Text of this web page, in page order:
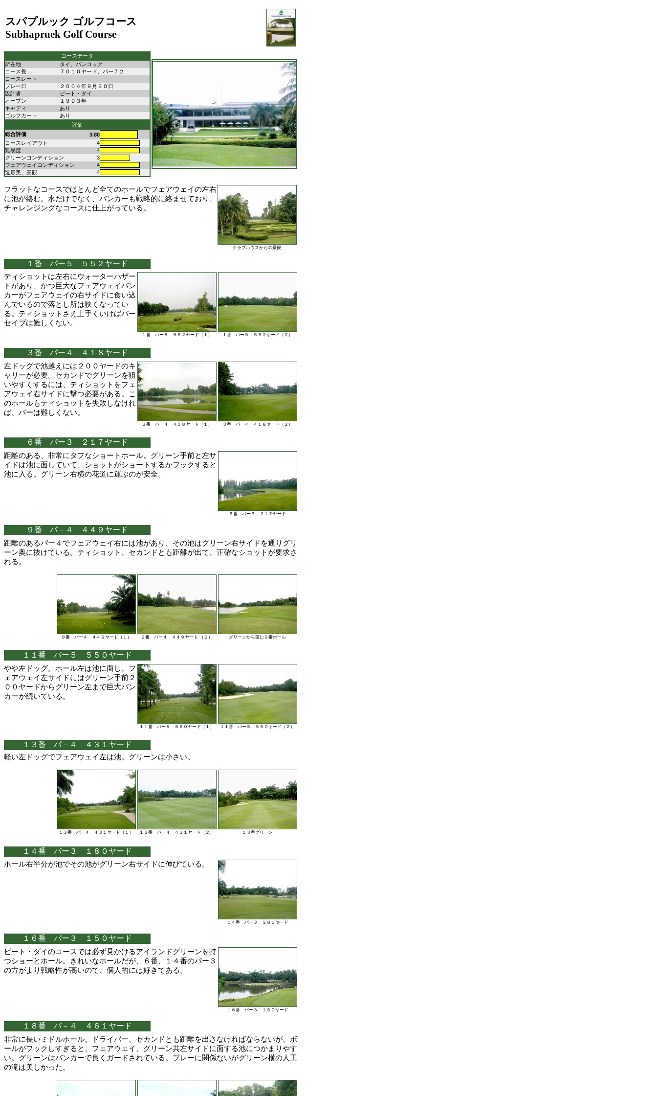
スパプルック ゴルフコース
Subhapruek Golf Course
コースデータ
所在地
タイ、バンコック
コース長
７０１０ヤード、パー７２
コースレート
プレー日
２００４年９月３０日
設計者
ピート・ダイ
オープン
１９９３年
キャディ
あり
ゴルフカート
あり
評価
総合評価
3.80
コースレイアウト
4
難易度
4
グリーンコンディション
3
フェアウェイコンディション
4
造形美、景観
4
クラブハウスからの景観
フラットなコースでほとんど全てのホールでフェアウェイの左右
に池が絡む。水だけでなく、バンカーも戦略的に絡ませており、
チャレンジングなコースに仕上がっている。
１番 パー５ ５５２ヤード
１番 パー５ ５５２ヤード（２）
１番 パー５ ５５２ヤード（１）
ティショットは左右にウォーターハザー
ドがあり、かつ巨大なフェアウェイバン
カーがフェアウェイの右サイドに食い込
んでいるので落とし所は狭くなってい
る。ティショットさえ上手くいけばパー
セイブは難しくない。
３番 パー４ ４１８ヤード
３番 パー４ ４１８ヤード（２）
３番 パー４ ４１８ヤード（１）
左ドッグで池越えには２００ヤードのキ
ャリーが必要。セカンドでグリーンを狙
いやすくするには、ティショットをフェ
アウェイ右サイドに撃つ必要がある。こ
のホールもティショットを失敗しなけれ
ば、パーは難しくない。
６番 パー３ ２１７ヤード
６番 パー３ ２１７ヤード
距離のある、非常にタフなショートホール。グリーン手前と左サ
イドは池に面していて、ショットがショートするかフックすると
池に入る。グリーン右横の花道に運ぶのが安全。
９番 パ－４ ４４９ヤード
距離のあるパー４でフェアウェイ右には池があり、その池はグリーン右サイドを通りグリ
ーン奥に抜けている。ティショット、セカンドとも距離が出て、正確なショットが要求さ
れる。
グリーンから望む９番ホール
９番 パー４ ４４９ヤード （２）
９番 パー４ ４４９ヤード（１）
１１番 パー５ ５５０ヤード
１１番 パー５ ５５０ヤード（２）
１１番 パー５ ５５０ヤード（１）
やや左ドッグ。ホール左は池に面し、フ
ェアウェイ左サイドにはグリーン手前２
００ヤードからグリーン左まで巨大バン
カーが続いている。
１３番 パ－４ ４３１ヤード
軽い左ドッグでフェアウェイ左は池。グリーンは小さい。
１３番グリーン
１３番 パー４ ４３１ヤード（２）
１３番 パー４ ４３１ヤード（１）
１４番 パー３ １８０ヤード
１４番 パー３ １８０ヤード
ホール右半分が池でその池がグリーン右サイドに伸びている。
１６番 パー３ １５０ヤード
１６番 パー３ １５０ヤード
ピート・ダイのコースでは必ず見かけるアイランドグリーンを持
つショーとホール。きれいなホールだが、６番、１４番のパー３
の方がより戦略性が高いので、個人的には好きである。
１８番 パ－４ ４６１ヤード
非常に長いミドルホール。ドライバー、セカンドとも距離を出さなければならないが、ボ
ールがフックしすぎると、フェアウェイ、グリーン共左サイドに面する池につかまりやす
い。グリーンはバンカーで良くガードされている。プレーに関係ないがグリーン横の人工
の滝は美しかった。